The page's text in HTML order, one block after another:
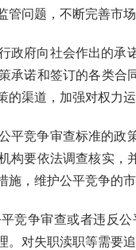
管问题，不断完善市
政府向社会作出的
承诺和签订的各类
的渠道，加强对权力
平竞争审查标准的
构要依法调查核实
施，维护公平竞争的
竞争审查或者违反
。对失职渎职等需要